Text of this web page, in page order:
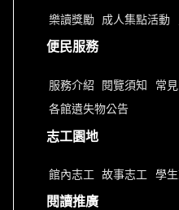
樂讀獎勵 成人集點活動
便民服務
服務介紹 閱覽須知 常
各館遺失物公告
志工園地
館內志工 故事志工 學
閱讀推廣